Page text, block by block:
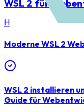
WSL 2 für
H
Moderne WSL 2
WSL 2 installieren
Guide für